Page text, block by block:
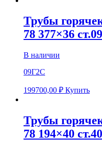
Трубы
78 377×36
В наличии
09Г2С
199700,00 ₽ Купить
Трубы
78 194×40